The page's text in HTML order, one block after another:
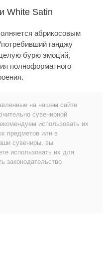
White Satin
абрикосовым
ганджу
бурю эмоций,
полноформатного
на нашем сайте
сувенирной
использовать их
предметов или в
сувениры, вы
использовать их для
законодательство